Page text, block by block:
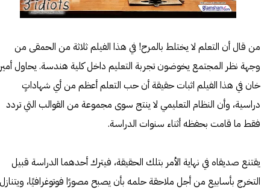
من قال أن التعلم لا يختلط بالمرح! في هذا الفيلم ثلاثة من الحمقى من
وجهة نظر المجتمع يخوضون تجربة التعليم داخل كلية هندسة. يحاول أمير
خان في هذا الفيلم اثبات حقيقة أن حب التعلم أعظم من أي شهاداتٍ
دراسية، وأن النظام التعليمي لا ينتج سوى مجموعة من القوالب التي تردد
فقط ما قامت بحفظه أثناء سنوات الدراسة.
يقتنع صديقاه في نهاية الأمر بتلك الحقيقة، فيترك أحدهما الدراسة قبيل
التخرج بأسابيع من أجل ملاحقة حلمه بأن يصبح مصورًا فوتوغرافيًا، ويتنازل